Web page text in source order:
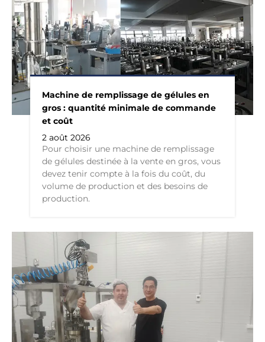
Machine de remplissage de gélules en
gros : quantité minimale de commande
et coût
2 août 2026
Pour choisir une machine de remplissage
de gélules destinée à la vente en gros, vous
devez tenir compte à la fois du coût, du
volume de production et des besoins de
production.